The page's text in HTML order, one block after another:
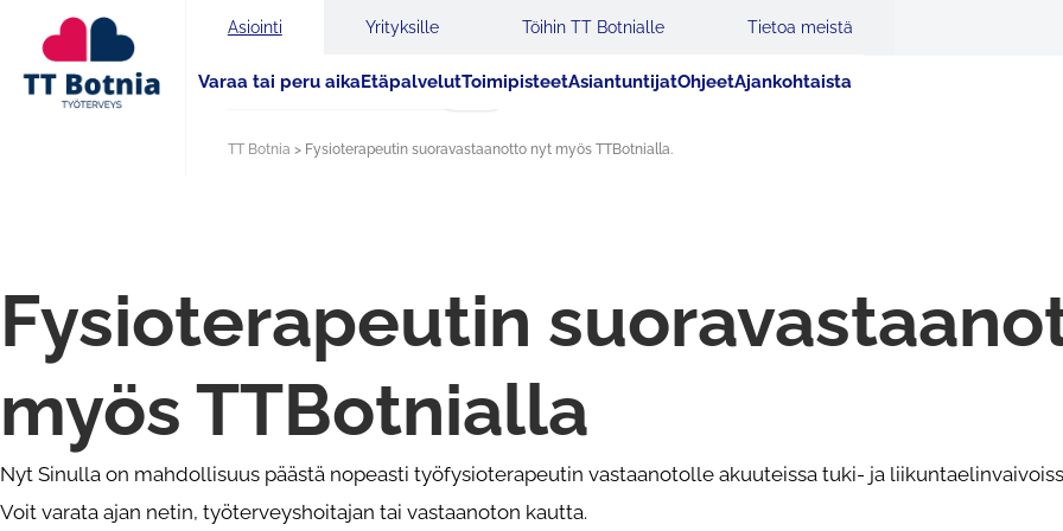
Asiointi Yrityksille Töihin TT Botnialle Tietoa meistä
Varaa tai peru aikaEtäpalvelutToimipisteetAsiantuntijatOhjeetAjankohtaista
Haku
TT Botnia > Fysioterapeutin suoravastaanotto nyt myös TTBotnialla.
Fysioterapeutin
myös TTBotnialla
Nyt Sinulla on mahdollisuus päästä nopeasti työfysioterapeutin vastaanotolle akuuteissa tuki- ja
Voit varata ajan netin, työterveyshoitajan tai vastaanoton kautta.